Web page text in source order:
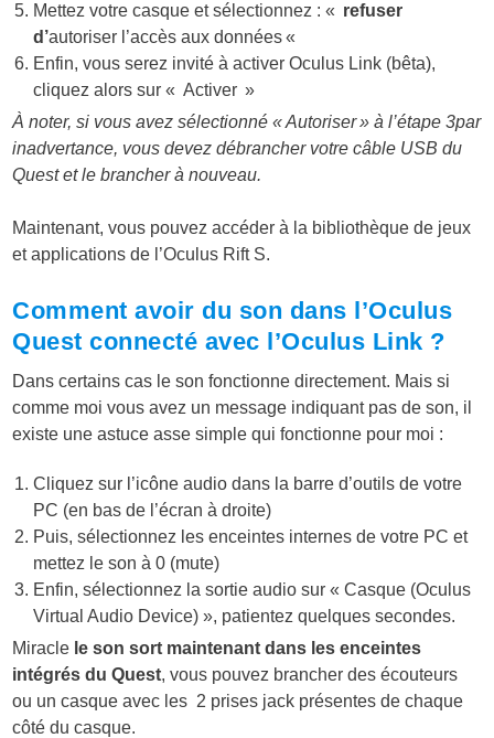
Mettez votre casque et sélectionnez : « refuser
d’autoriser l’accès aux données«
Enfin, vous serez invité àactiver Oculus Link (bêta),
cliquez alors sur «Activer »
À noter, si vous avez sélectionné « Autoriser » à l’étape 3par
inadvertance, vous devez débrancher votre câble USB du
Quest et le brancher à nouveau.
Maintenant, vous pouvez accéder à la bibliothèque de jeux
et applications de l’Oculus Rift S.
Comment avoir du son dans l’Oculus
Quest connecté avec l’Oculus Link ?
Dans certains cas le son fonctionne directement. Mais si
comme moi vous avez un message indiquant pas de son, il
existe une astuce asse simple qui fonctionne pour moi :
Cliquez sur l’icône audio dans la barre d’outils de votre
PC (en bas de l’écran à droite)
Puis, sélectionnez les enceintes internes de votre PC et
mettez le son à 0 (mute)
Enfin, sélectionnez la sortie audio sur « Casque (Oculus
Virtual Audio Device) », patientez quelques secondes.
Miracle le son sort maintenant dans les enceintes
intégrés du Quest, vous pouvez brancher des écouteurs
ou un casque avec les 2 prises jack présentes de chaque
côté du casque.